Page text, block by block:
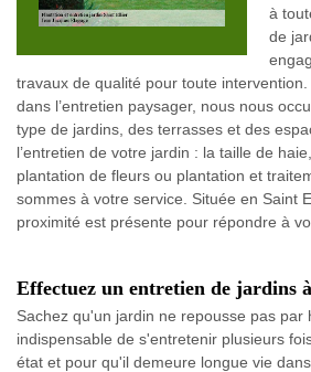
à
de
travaux de qualité pour toute
dans l’entretien paysager, nous nous
type de jardins, des terrasses et des
l’entretien de votre jardin : la taille de
plantation de fleurs ou plantation et
sommes à votre service. Située en Saint
proximité est présente pour répondre à
Effectuez un entretien de jardins
Sachez qu'un jardin ne repousse pas par
indispensable de s'entretenir plusieurs
état et pour qu'il demeure longue vie